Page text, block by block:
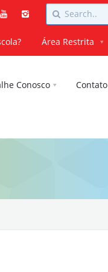
Área Restrita
Conosco Contato